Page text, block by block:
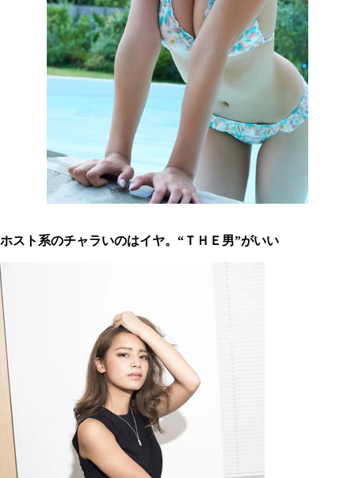
ホスト系のチャラいのはイヤ。“ＴＨＥ男”がいい